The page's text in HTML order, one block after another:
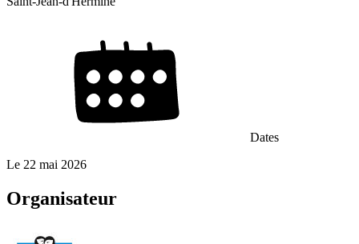
Dates
Le 22 mai 2026
Organisateur